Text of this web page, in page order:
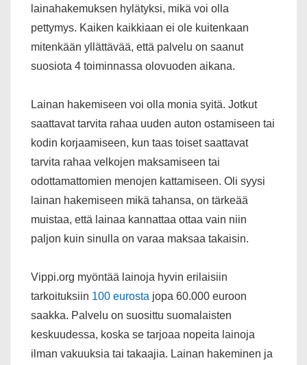
lainahakemuksen hylätyksi, mikä voi olla
pettymys. Kaiken kaikkiaan ei ole kuitenkaan
mitenkään yllättävää, että palvelu on saanut
suosiota 4 toiminnassa olovuoden aikana.
Lainan hakemiseen voi olla monia syitä. Jotkut
saattavat tarvita rahaa uuden auton ostamiseen tai
kodin korjaamiseen, kun taas toiset saattavat
tarvita rahaa velkojen maksamiseen tai
odottamattomien menojen kattamiseen. Oli syysi
lainan hakemiseen mikä tahansa, on tärkeää
muistaa, että lainaa kannattaa ottaa vain niin
paljon kuin sinulla on varaa maksaa takaisin.
Vippi.org myöntää lainoja hyvin erilaisiin
tarkoituksiin 100 eurosta jopa 60.000 euroon
saakka. Palvelu on suosittu suomalaisten
keskuudessa, koska se tarjoaa nopeita lainoja
ilman vakuuksia tai takaajia. Lainan hakeminen ja